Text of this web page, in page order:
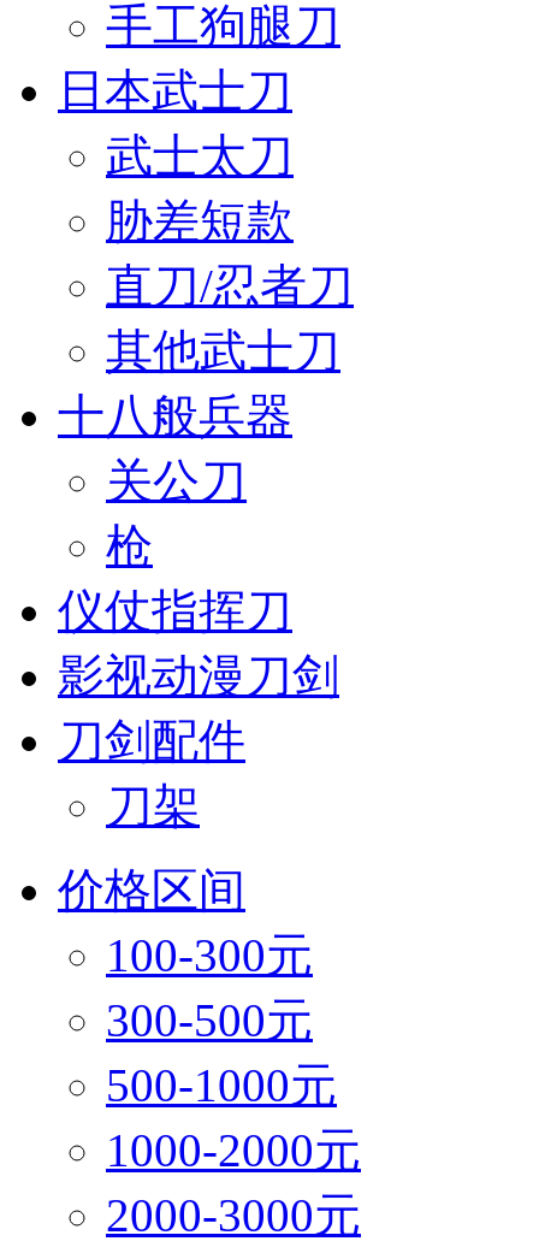
手工狗腿刀
日本武士刀
武士太刀
胁差短款
直刀/忍者刀
其他武士刀
十八般兵器
关公刀
枪
仪仗指挥刀
影视动漫刀剑
刀剑配件
刀架
价格区间
100-300元
300-500元
500-1000元
1000-2000元
2000-3000元